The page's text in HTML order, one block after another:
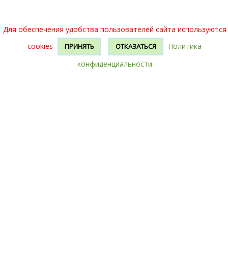
Для обеспечения удобства пользователей сайта используются
cookies
ПРИНЯТЬ ОТКАЗАТЬСЯ
Политика
конфиденциальности